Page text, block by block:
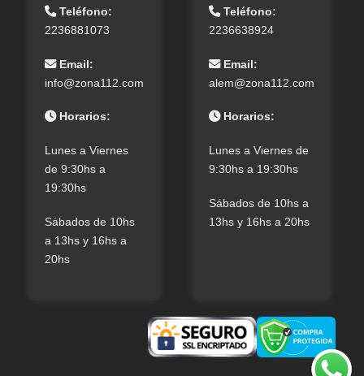
Teléfono:
2236881073
Email:
info@zona112.com
Horarios:
Lunes a Viernes
de 9:30hs a
19:30hs
Sábados de 10hs
a 13hs y 16hs a
20hs
Teléfono:
2236638924
Email:
alem@zona112.com
Horarios:
Lunes a Viernes de
9:30hs a 19:30hs
Sábados de 10hs a
13hs y 16hs a 20hs